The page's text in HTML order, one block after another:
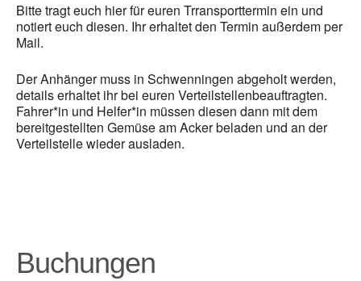
Bitte tragt euch hier für euren Trransporttermin ein und
notiert euch diesen. Ihr erhaltet den Termin außerdem per
Mail.
Der Anhänger muss in Schwenningen abgeholt werden,
details erhaltet ihr bei euren Verteilstellenbeauftragten.
Fahrer*in und Helfer*in müssen diesen dann mit dem
bereitgestellten Gemüse am Acker beladen und an der
Verteilstelle wieder ausladen.
Buchungen